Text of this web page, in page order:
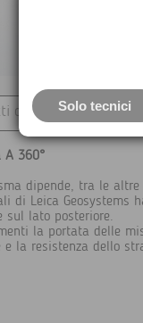
correlati...
A 360°
dipende, tra le
di Leica Geosystems
sul lato posteriore.
la portata delle
e la resistenza dello
Solo tecnici